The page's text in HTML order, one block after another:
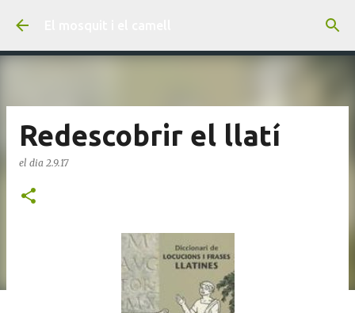
Redescobrir el llatí
el dia 2.9.17